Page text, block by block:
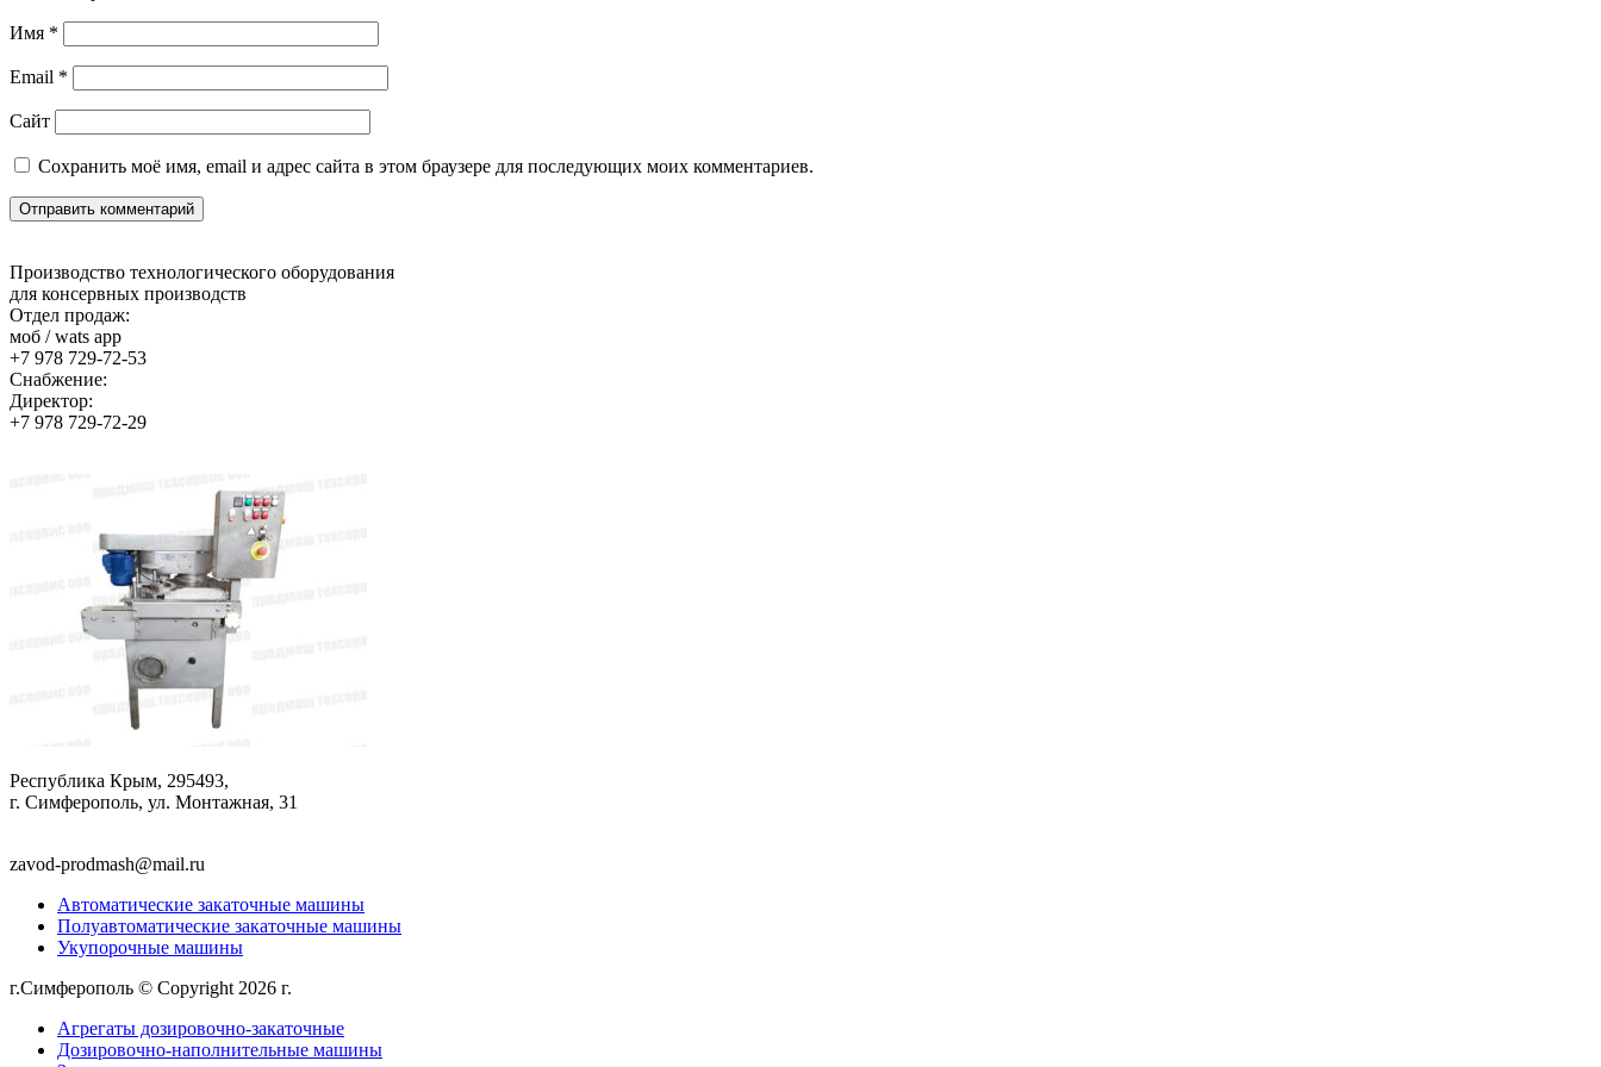
Имя *
Email *
Сайт
Сохранить моё имя, email и адрес сайта в этом браузере для последующих моих комментариев.
Производство технологического оборудования
для консервных производств
Отдел продаж:
моб / wats app
+7 978 729-72-53
Снабжение:
Директор:
+7 978 729-72-29
Республика Крым, 295493,
г. Симферополь, ул. Монтажная, 31
zavod-prodmash@mail.ru
Автоматические закаточные машины
Полуавтоматические закаточные машины
Укупорочные машины
г.Симферополь © Copyright 2026 г.
Агрегаты дозировочно-закаточные
Дозировочно-наполнительные машины